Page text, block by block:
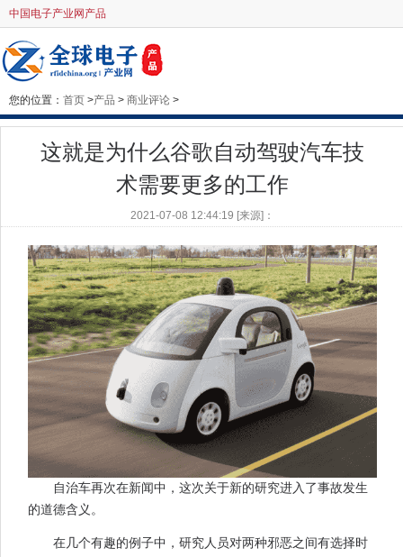
中国电子产业网产品
您的位置： 首页 >产品 > 商业评论 >
这就是为什么谷歌自动驾驶汽车技
术需要更多的工作
2021-07-08 12:44:19 [来源]：
自治车再次在新闻中，这次关于新的研究进入了事故发生
的道德含义。
在几个有趣的例子中，研究人员对两种邪恶之间有选择时